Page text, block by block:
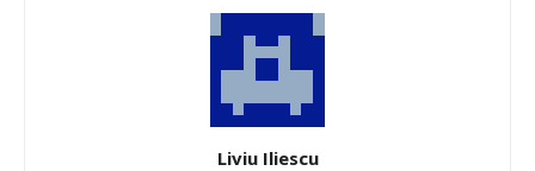
Liviu Iliescu